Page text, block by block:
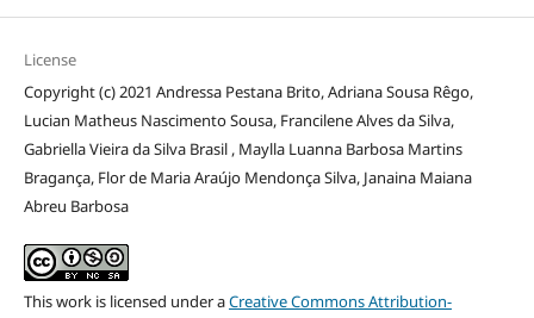
License
Copyright (c) 2021 Andressa Pestana Brito, Adriana Sousa Rêgo,
Lucian Matheus Nascimento Sousa, Francilene Alves da Silva,
Gabriella Vieira da Silva Brasil , Maylla Luanna Barbosa Martins
Bragança, Flor de Maria Araújo Mendonça Silva, Janaina Maiana
Abreu Barbosa
This work is licensed under aCreative Commons Attribution-